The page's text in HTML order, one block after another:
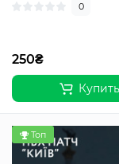
0
250₴
Купить
Топ